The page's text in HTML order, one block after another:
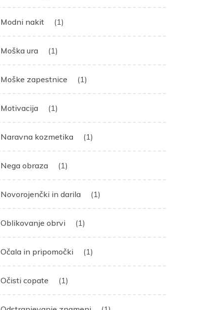
Modni nakit (1)
Moška ura (1)
Moške zapestnice (1)
Motivacija (1)
Naravna kozmetika (1)
Nega obraza (1)
Novorojenčki in darila (1)
Oblikovanje obrvi (1)
Očala in pripomočki (1)
Očisti copate (1)